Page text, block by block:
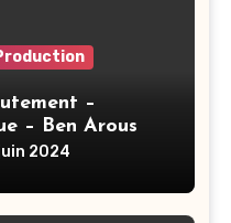
–
– Ben Arous
2024